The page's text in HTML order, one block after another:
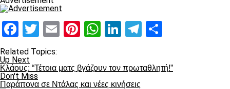
Facebook
Twitter
EmailPinterest
WhatsApp
LinkedIn
Telegram
Related Topics:
Up Next
Κλάους: “Τέτοια ματς βγάζουν τον πρωταθλητή!”
Don't Miss
Παράπονα σε Ντάλας και νέες κινήσεις